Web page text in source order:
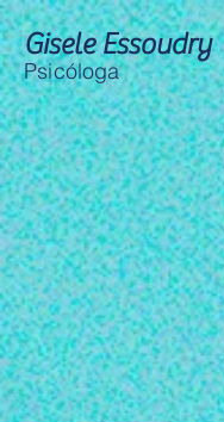
Gisele Essoudry
Psicóloga